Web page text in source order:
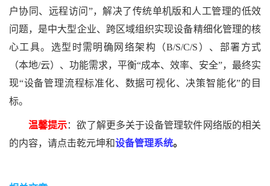
户协同、远程访问”，解决了传统单机版和人工管理的低效
问题，是中大型企业、跨区域组织实现设备精细化管理的核
心工具。选型时需明确网络架构（B/S/C/S）、部署方式
（本地/云）、功能需求，平衡“成本、效率、安全”，最终实
现“设备管理流程标准化、数据可视化、决策智能化”的目
标。
温馨提示：欲了解更多关于设备管理软件网络版的相关
的内容，请点击乾元坤和设备管理系统。